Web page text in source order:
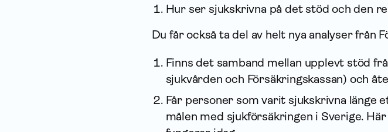
Hur ser sjukskrivna på det stöd och den
Du får också ta del av helt nya analyser från
Finns det samband mellan upplevt stöd
sjukvården och Försäkrings­kassan) och
Får personer som varit sjukskrivna länge
målen med sjuk­försäkringen i Sverige.